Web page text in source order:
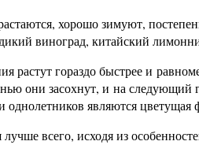
хорошо зимуют,
виноград, китайский
растут гораздо быстрее и
они засохнут, и на следующий
однолетников являются
всего, исходя из